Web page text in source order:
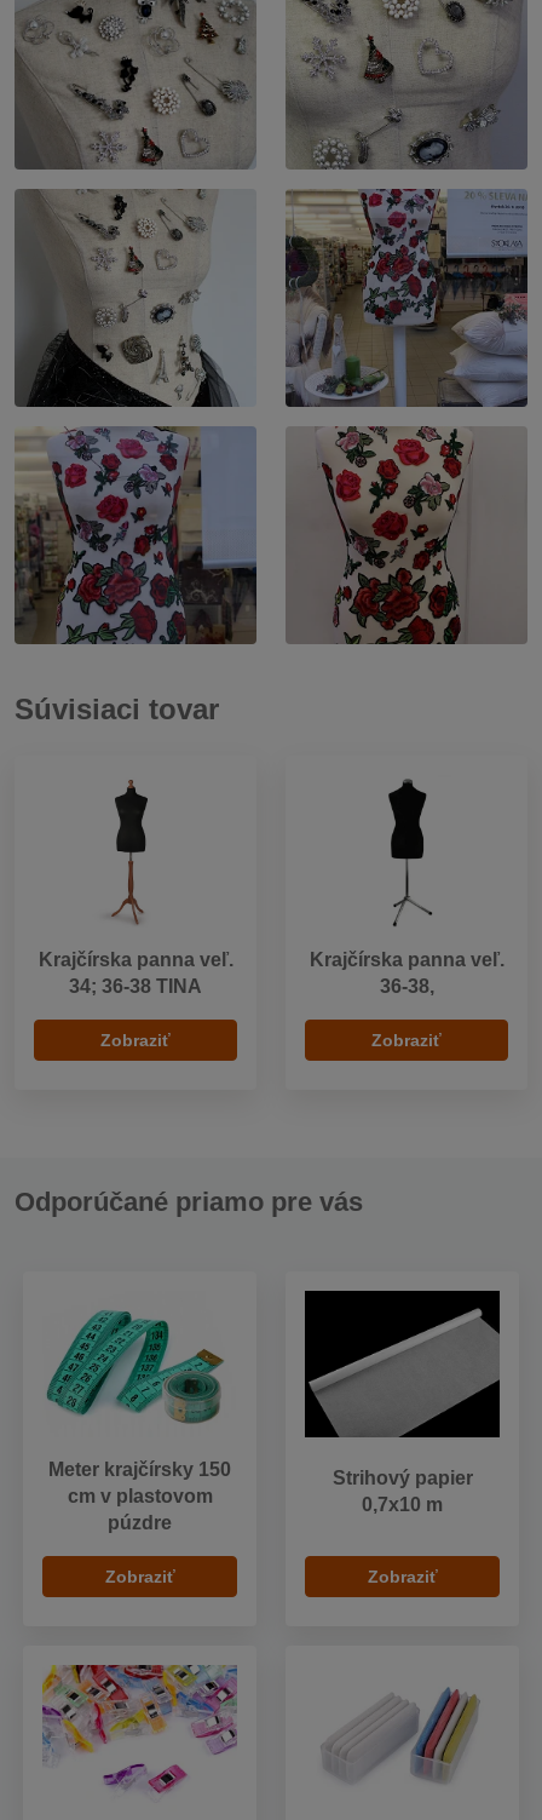
Súvisiaci tovar
Krajčírska panna veľ.
34; 36-38 TINA
Zobraziť
Krajčírska panna veľ.
36-38,
Zobraziť
Odporúčané priamo pre vás
Meter krajčírsky 150
cm v plastovom
púzdre
Zobraziť
Strihový papier
0,7x10 m
Zobraziť